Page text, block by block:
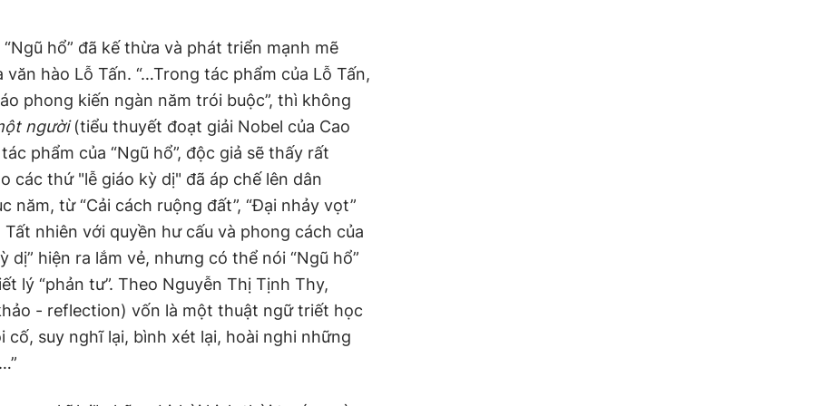
hổ” đã kế thừa và phát triển mạnh mẽ
hào Lỗ Tấn. “…Trong tác phẩm của Lỗ Tấn,
phong kiến ngàn năm trói buộc”, thì không
người(tiểu thuyết đoạt giải Nobel của Cao
phẩm của “Ngũ hổ”, độc giả sẽ thấy rất
các thứ "lễ giáo kỳ dị" đã áp chế lên dân
năm, từ “Cải cách ruộng đất”, “Đại nhảy vọt”
Tất nhiên với quyền hư cấu và phong cách của
dị” hiện ra lắm vẻ, nhưng có thể nói “Ngũ hổ”
lý “phản tư”. Theo Nguyễn Thị Tịnh Thy,
- reflection) vốn là một thuật ngữ triết học
suy nghĩ lại, bình xét lại, hoài nghi những